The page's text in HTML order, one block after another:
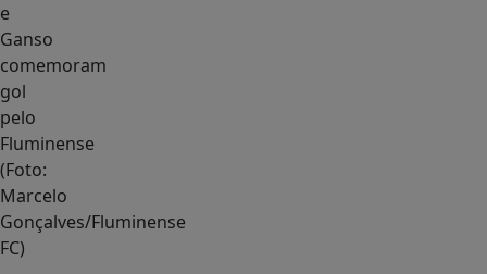
e
Ganso
comemoram
gol
pelo
Fluminense
(Foto:
Marcelo
Gonçalves/Fluminense
FC)